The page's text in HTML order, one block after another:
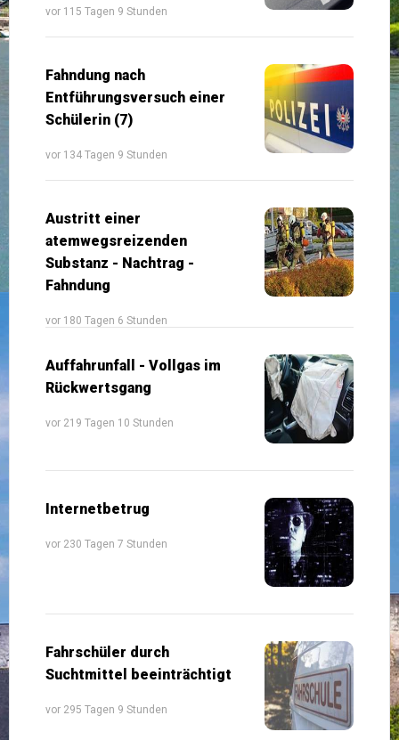
vor 115 Tagen 9 Stunden
Fahndung nach
Entführungsversuch einer
Schülerin (7)
vor 134 Tagen 9 Stunden
Austritt einer
atemwegsreizenden
Substanz - Nachtrag -
Fahndung
vor 180 Tagen 6 Stunden
Auffahrunfall - Vollgas im
Rückwertsgang
vor 219 Tagen 10 Stunden
Internetbetrug
vor 230 Tagen 7 Stunden
Fahrschüler durch
Suchtmittel beeinträchtigt
vor 295 Tagen 9 Stunden